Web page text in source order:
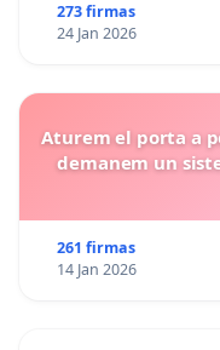
273 firmas
24 Jan 2026
Aturem el porta a
demanem un
261 firmas
14 Jan 2026